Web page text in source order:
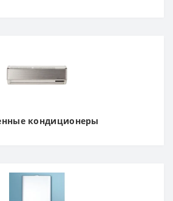
кондиционеры